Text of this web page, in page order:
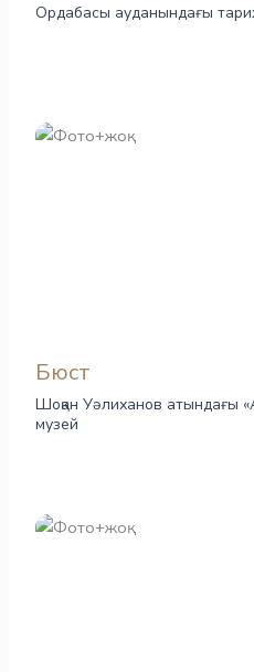
Ордабасы ауданындағы
Бюст
Шоқан Уәлиханов атындағы
музей